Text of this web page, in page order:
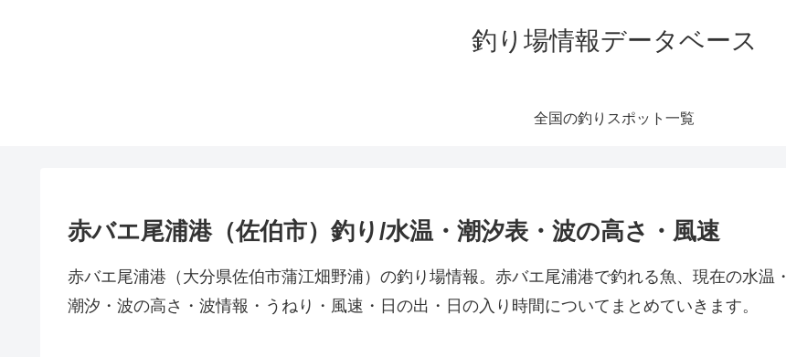
釣り場情報データベース
全国の釣りスポット一覧
赤バエ尾浦港（佐伯市）釣り/水温・潮汐表・波の高さ・風速
赤バエ尾浦港（大分県佐伯市蒲江畑野浦）の釣り場情報。赤バエ尾浦港で釣れる魚、現在の水温・
潮汐・波の高さ・波情報・うねり・風速・日の出・日の入り時間についてまとめていきます。